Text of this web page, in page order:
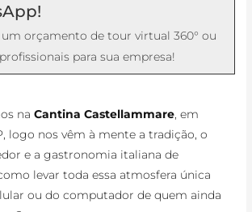
um orçamento de tour virtual 360° ou
para sua empresa!
naCantina Castellammare, em
logo nos vêm à mente a tradição, o
e a gastronomia italiana de
levar toda essa atmosfera única
ou do computador de quem ainda